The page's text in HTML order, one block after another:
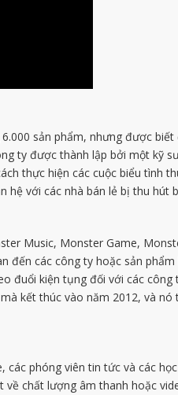
sản phẩm, nhưng được
ty được thành lập bởi một kỹ
thực hiện các cuộc biểu tình
với các nhà bán lẻ bị thu hút
Music, Monster Game,
đến các công ty hoặc sản
đuổi kiện tụng đối với các
kết thúc vào năm 2012, và
phóng viên tin tức và các
chất lượng âm thanh hoặc